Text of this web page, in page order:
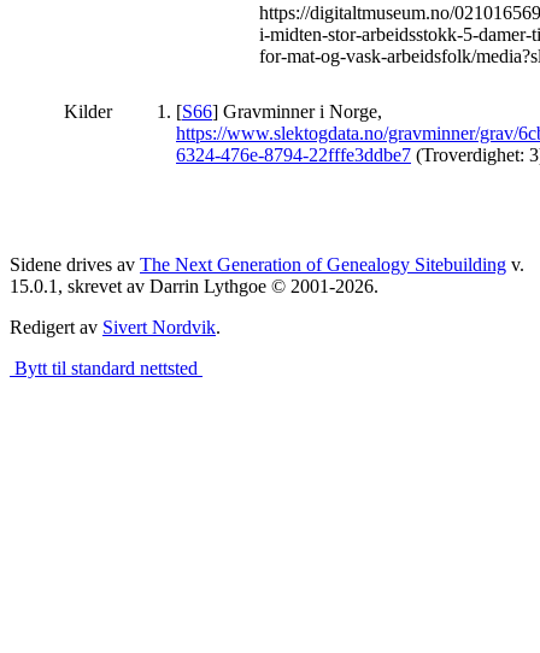
https://digitaltmuseum.no/
i-midten-stor-arbeidsstokk-5-damer-
for-mat-og-vask-arbeidsfolk/
Kilder [S66] Gravminner i Norge,
https://www.slektogdata.no/gravminner/grav/
6324-476e-8794-22fffe3ddbe7 (Troverdighet:
Sidene drives av The Next Generation of Genealogy Sitebuilding v.
15.0.1, skrevet av Darrin Lythgoe © 2001-2026.
Redigert av Sivert Nordvik.
Bytt til standard nettsted